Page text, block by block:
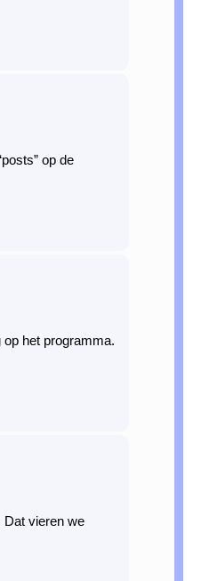
op de
op het programma.
Dat vieren we